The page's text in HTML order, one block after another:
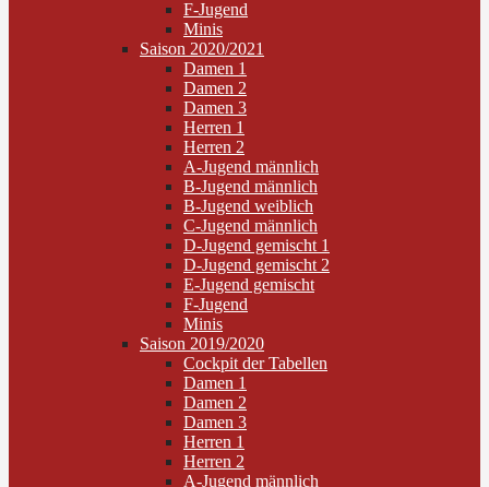
F-Jugend
Minis
Saison 2020/2021
Damen 1
Damen 2
Damen 3
Herren 1
Herren 2
A-Jugend männlich
B-Jugend männlich
B-Jugend weiblich
C-Jugend männlich
D-Jugend gemischt 1
D-Jugend gemischt 2
E-Jugend gemischt
F-Jugend
Minis
Saison 2019/2020
Cockpit der Tabellen
Damen 1
Damen 2
Damen 3
Herren 1
Herren 2
A-Jugend männlich